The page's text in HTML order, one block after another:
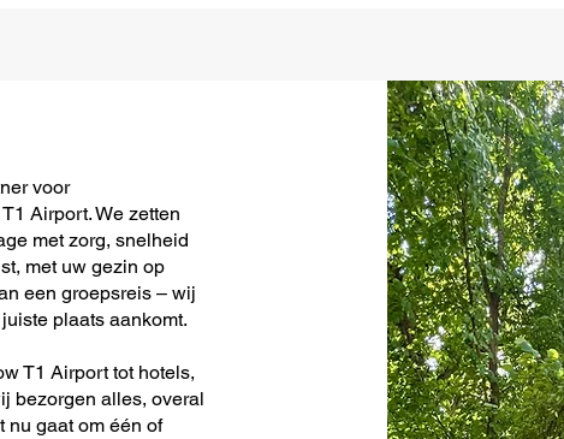
voor
Airport. We zetten
met zorg, snelheid
met uw gezin op
een groepsreis – wij
plaats aankomt.
T1 Airport tot hotels,
bezorgen alles, overal
nu gaat om één of